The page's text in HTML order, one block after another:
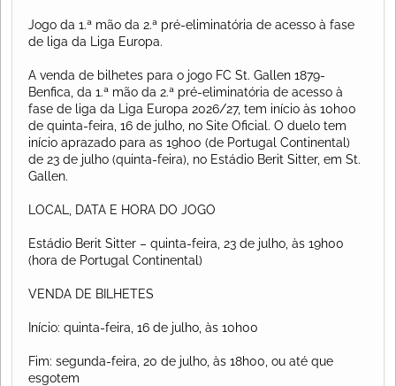
Jogo da 1.ª mão da 2.ª pré-eliminatória de acesso à fase
de liga da Liga Europa.
A venda de bilhetes para o jogo FC St. Gallen 1879-
Benfica, da 1.ª mão da 2.ª pré-eliminatória de acesso à
fase de liga da Liga Europa 2026/27, tem início às 10h00
de quinta-feira, 16 de julho, no Site Oficial. O duelo tem
início aprazado para as 19h00 (de Portugal Continental)
de 23 de julho (quinta-feira), no Estádio Berit Sitter, em St.
Gallen.
LOCAL, DATA E HORA DO JOGO
Estádio Berit Sitter – quinta-feira, 23 de julho, às 19h00
(hora de Portugal Continental)
VENDA DE BILHETES
Início: quinta-feira, 16 de julho, às 10h00
Fim: segunda-feira, 20 de julho, às 18h00, ou até que
esgotem